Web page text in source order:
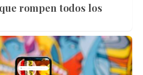
rompen todos los